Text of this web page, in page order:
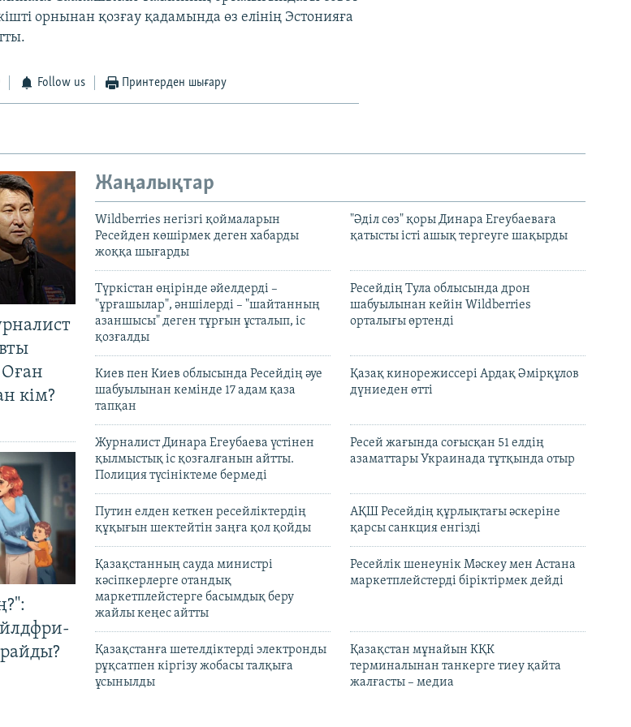
орнынан қозғау қадамында өз елінің Эстонияға
Follow us Принтерден шығару
кім?
Жаңалықтар
Wildberries негізгі қоймаларын
Ресейден көшірмек деген хабарды
жоққа шығарды
"Әділ сөз" қоры Динара Егеубаеваға
қатысты істі ашық тергеуге шақырды
Түркістан өңірінде әйелдерді –
"ұрғашылар", әншілерді – "шайтанның
азаншысы" деген тұрғын ұсталып, іс
қозғалды
Ресейдің Тула облысында дрон
шабуылынан кейін Wildberries
орталығы өртенді
Киев пен Киев облысында Ресейдің әуе
шабуылынан кемінде 17 адам қаза
тапқан
Қазақ кинорежиссері Ардақ Әмірқұлов
дүниеден өтті
Журналист Динара Егеубаева үстінен
қылмыстық іс қозғалғанын айтты.
Полиция түсініктеме бермеді
Ресей жағында соғысқан 51 елдің
азаматтары Украинада тұтқында отыр
Путин елден кеткен ресейліктердің
құқығын шектейтін заңға қол қойды
АҚШ Ресейдің құрлықтағы әскеріне
қарсы санкция енгізді
Қазақстанның сауда министрі
кәсіпкерлерге отандық
маркетплейстерге басымдық беру
жайлы кеңес айтты
Ресейлік шенеунік Мәскеу мен Астана
маркетплейстерді біріктірмек дейді
Қазақстанға шетелдіктерді электронды
рұқсатпен кіргізу жобасы талқыға
ұсынылды
Қазақстан мұнайын КҚК
терминалынан танкерге тиеу қайта
жалғасты – медиа